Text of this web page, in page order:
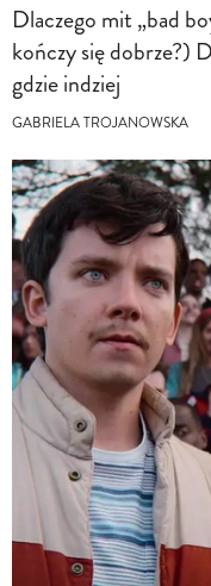
Dlaczego mit „bad
kończy się dobrze?)
gdzie indziej
GABRIELA TROJANOWSKA